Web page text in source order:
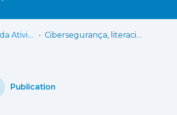
ISCPSI - Títulos da Atividade Científica Cibersegurança, literacia e resiliência digital dos idosos
Publication